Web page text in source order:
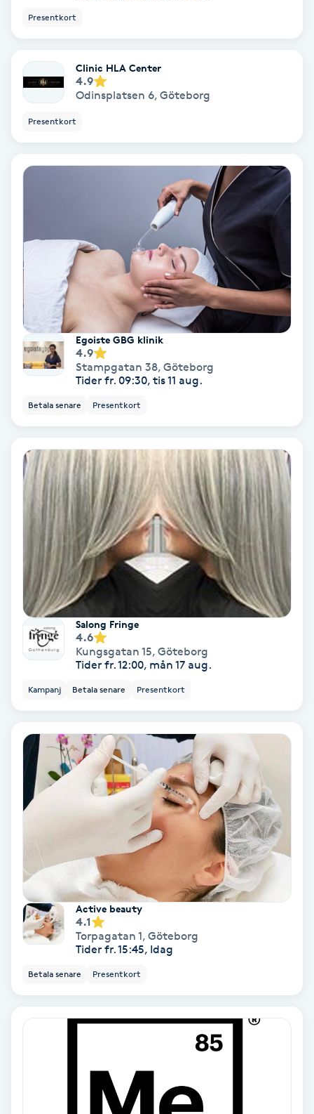
LPG
LPG-massage
Lymfmassage
Makeup
Manikyr & Pedikyr
Massage
Medial vägledning
Medicinsk massage
Meditation
Medium
Megavolymfransar
Melasma
Mesoterapi
MicroPen
Mixfransar
Nagelförlängning
Nagelförlängning gelé
Nagelförlängning glasfiber
Nagelförlängning silke
Nagelförstärkning
Presentkort
Clinic HLA Center
4.9
Odinsplatsen 6, Göteborg
Presentkort
Egoiste GBG klinik
4.9
Stampgatan 38, Göteborg
Tider fr. 09:30, tis 11 aug.
Betala senare Presentkort
Salong Fringe
4.6
Kungsgatan 15, Göteborg
Tider fr. 12:00, mån 17 aug.
Kampanj Betala senare Presentkort
Active beauty
4.1
Torpagatan 1, Göteborg
Tider fr. 15:45, Idag
Betala senare Presentkort